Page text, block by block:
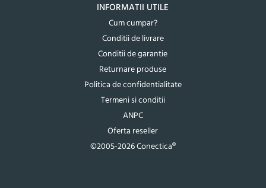
INFORMATII UTILE
Cum cumpar?
Conditii de livrare
Conditii de garantie
Returnare produse
Politica de confidentialitate
Termeni si conditii
ANPC
Oferta reseller
©2005-2026 Conectica®